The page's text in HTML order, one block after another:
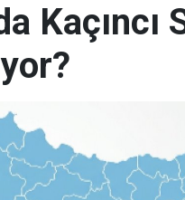
Kaçıncı